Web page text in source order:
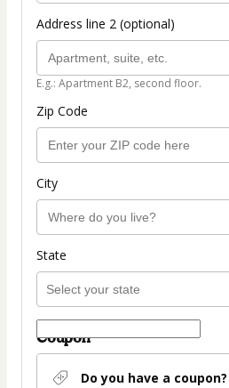
Address line 2 (optional)
E.g.: Apartment B2, second floor.
Zip Code
City
State
Coupon
Do you have a coupon?